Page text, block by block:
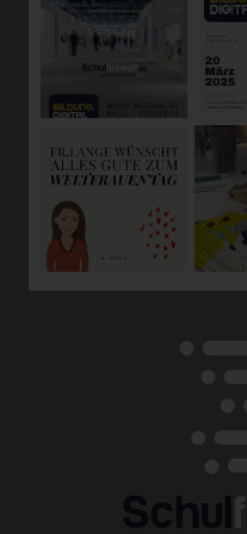
Unionsrecht oder dem
möglicherweise
gelten jedoch nicht als
j) Dritter
Dritter ist eine
Behörde, Einrichtung
betroffenen Person,
Auftragsverarbeiter
unmittelbaren